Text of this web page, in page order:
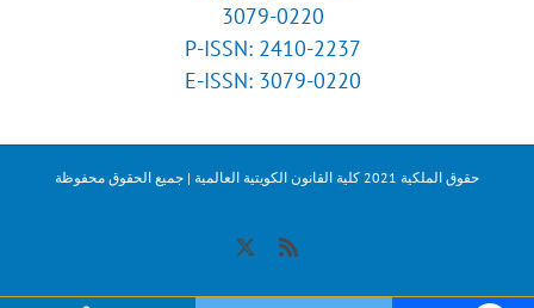
3079-0220
P-ISSN: 2410-2237
E-ISSN: 3079-0220
حقوق الملكية 2021 كلية القانون الكويتية العالمية | جميع الحقوق محفوظة
Rss
X